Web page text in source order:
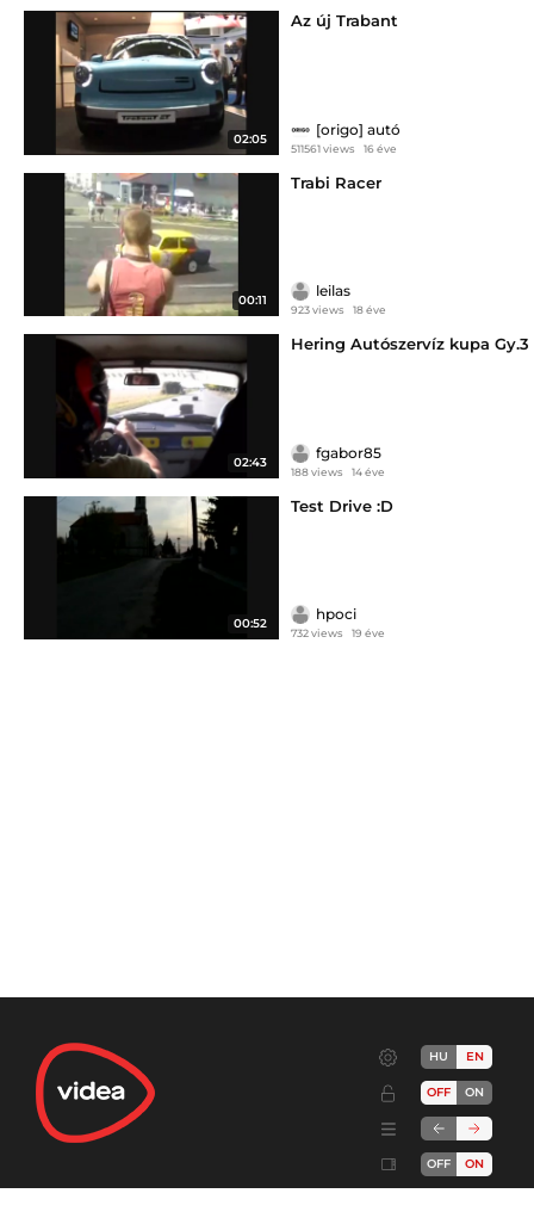
02:05
Az új Trabant
[origo] autó
511561 views 16 éve
00:11
Trabi Racer
leilas
923 views 18 éve
02:43
Hering Autószervíz kupa Gy.3
fgabor85
188 views 14 éve
00:52
Test Drive :D
hpoci
732 views 19 éve
HU EN
OFF ON
OFF ON